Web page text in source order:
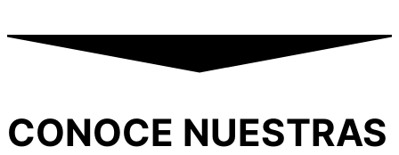
CONOCE NUESTRAS